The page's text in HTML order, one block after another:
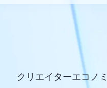
クリエイターエコノ